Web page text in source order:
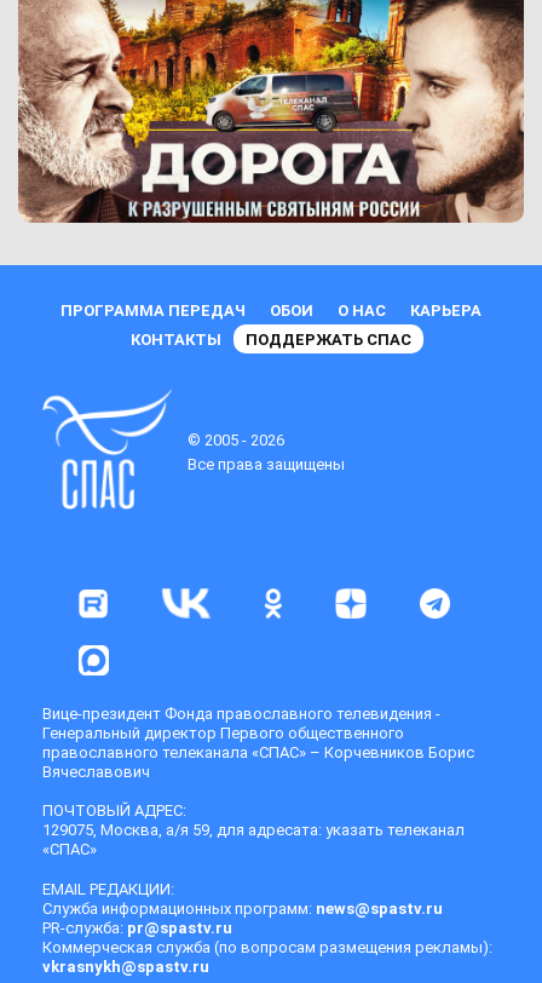
ПРОГРАММА ПЕРЕДАЧ ОБОИ О НАС
КАРЬЕРА
КОНТАКТЫ
ПОДДЕРЖАТЬ СПАС
© 2005 - 2026
Все права защищены
Вице-президент Фонда православного телевидения -
Генеральный директор Первого общественного
православного телеканала «СПАС» – Корчевников Борис
Вячеславович
ПОЧТОВЫЙ АДРЕС:
129075, Москва, а/я 59, для адресата: указать телеканал
«СПАС»
EMAIL РЕДАКЦИИ:
Служба информационных программ: news@spastv.ru
PR-служба: pr@spastv.ru
Коммерческая служба (по вопросам размещения рекламы):
vkrasnykh@spastv.ru